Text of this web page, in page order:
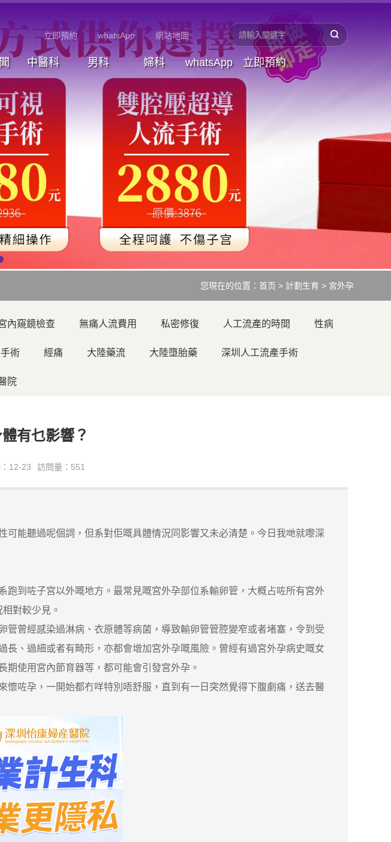
立即預約 whatsApp 網站地圖
中醫科 男科 婦科 whatsApp 立即預約
您現在的位置： 首页 > 計劃生育 > 宮外孕
內窺鏡檢查 無痛人流費用 私密修復 人工流產的時間 性病
術 經痛 大陸藥流 大陸墮胎藥 深圳人工流產手術
院
有乜影響？
12-23 訪問量：551
能聽過呢個詞，但系對佢嘅具體情況同影響又未必清楚。今日我哋就嚟深
到咗子宮以外嘅地方。最常見嘅宮外孕部位系輸卵管，大概占咗所有宮外
對較少見。
曾經感染過淋病、衣原體等病菌，導致輸卵管管腔變窄或者堵塞，令到受
、過細或者有畸形，亦都會增加宮外孕嘅風險。曾經有過宮外孕病史嘅女
使用宮內節育器等，都可能會引發宮外孕。
懷咗孕，一開始都冇咩特別唔舒服，直到有一日突然覺得下腹劇痛，送去醫